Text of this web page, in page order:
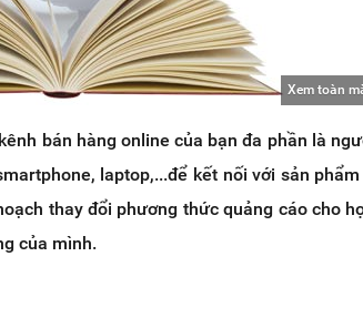
Xem toàn
bán hàng online của bạn đa phần là
laptop,...để kết nối với sản
thay đổi phương thức quảng cáo cho
của mình.